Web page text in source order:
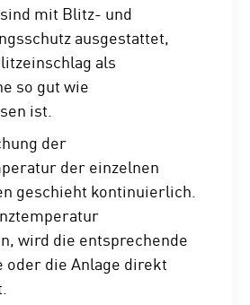
mit Blitz- und
ausgestattet,
als
so gut wie
ist.
der
der einzelnen
geschieht kontinuierlich.
wird die entsprechende
oder die Anlage direkt